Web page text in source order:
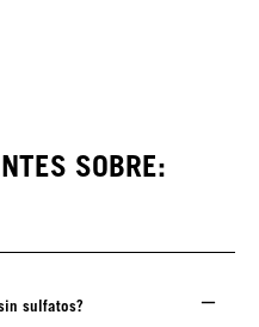
SOBRE:
sulfatos?